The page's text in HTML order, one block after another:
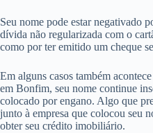
Seu nome pode estar negativado
dívida não regularizada com o
como por ter emitido um cheque
Em alguns casos também
em Bonfim, seu nome continue
colocado por engano. Algo que
junto à empresa que colocou seu
obter seu crédito imobiliário.